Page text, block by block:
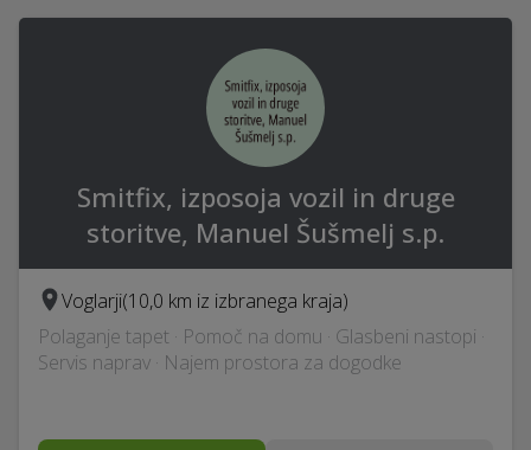
Smitfix, izposoja vozil in druge
storitve, Manuel Šušmelj s.p.
Voglarji(10,0 km iz izbranega kraja)
Polaganje tapet · Pomoč na domu · Glasbeni nastopi ·
Servis naprav · Najem prostora za dogodke